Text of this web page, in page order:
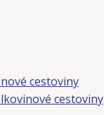
cestoviny
cestoviny